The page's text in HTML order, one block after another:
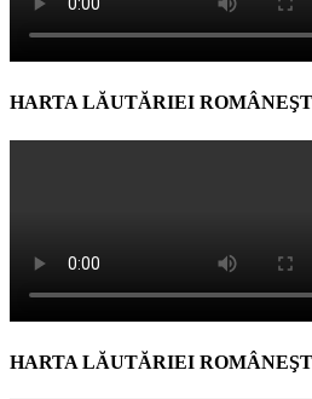
HARTA LĂUTĂRIEI
HARTA LĂUTĂRIEI